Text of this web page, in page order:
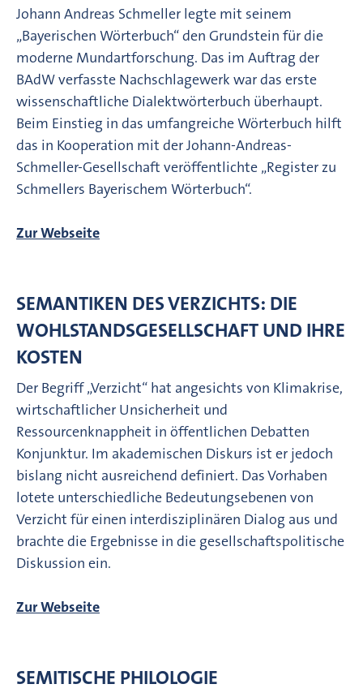
Johann Andreas Schmeller legte mit seinem
„Bayerischen Wörterbuch“ den Grundstein für die
moderne Mundartforschung. Das im Auftrag der
BAdW verfasste Nachschlagewerk war das erste
wissenschaftliche Dialektwörterbuch überhaupt.
Beim Einstieg in das umfangreiche Wörterbuch hilft
das in Kooperation mit der Johann-Andreas-
Schmeller-Gesellschaft veröffentlichte „Register zu
Schmellers Bayerischem Wörterbuch“.
Zur Webseite
SEMANTIKEN DES VERZICHTS: DIE
WOHLSTANDSGESELLSCHAFT UND IHRE
KOSTEN
Der Begriff „Verzicht“ hat angesichts von Klimakrise,
wirtschaftlicher Unsicherheit und
Ressourcenknappheit in öffentlichen Debatten
Konjunktur. Im akademischen Diskurs ist er jedoch
bislang nicht ausreichend definiert. Das Vorhaben
lotete unterschiedliche Bedeutungsebenen von
Verzicht für einen interdisziplinären Dialog aus und
brachte die Ergebnisse in die gesellschaftspolitische
Diskussion ein.
Zur Webseite
SEMITISCHE PHILOLOGIE